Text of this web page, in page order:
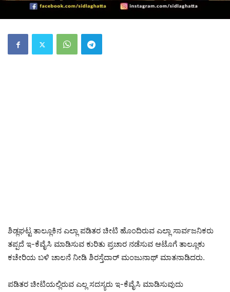
ಶಿಡ್ಲಘಟ್ಟ ತಾಲ್ಲೂಕಿನ ಎಲ್ಲಾ ಪಡಿತರ ಚೀಟಿ ಹೊಂದಿರುವ ಎಲ್ಲಾ ಸಾರ್ವಜನಿಕರು
ತಪ್ಪದೆ ಇ-ಕೆವೈಸಿ ಮಾಡಿಸುವ ಕುರಿತು ಪ್ರಚಾರ ನಡೆಸುವ ಆಟೊಗೆ ತಾಲ್ಲೂಕು
ಕಚೇರಿಯ ಬಳಿ ಚಾಲನೆ ನೀಡಿ ಶಿರಸ್ತೆದಾರ್ ಮಂಜುನಾಥ್ ಮಾತನಾಡಿದರು.
ಪಡಿತರ ಚೀಟಿಯಲ್ಲಿರುವ ಎಲ್ಲ ಸದಸ್ಯರು ಇ-ಕೆವೈಸಿ ಮಾಡಿಸುವುದು